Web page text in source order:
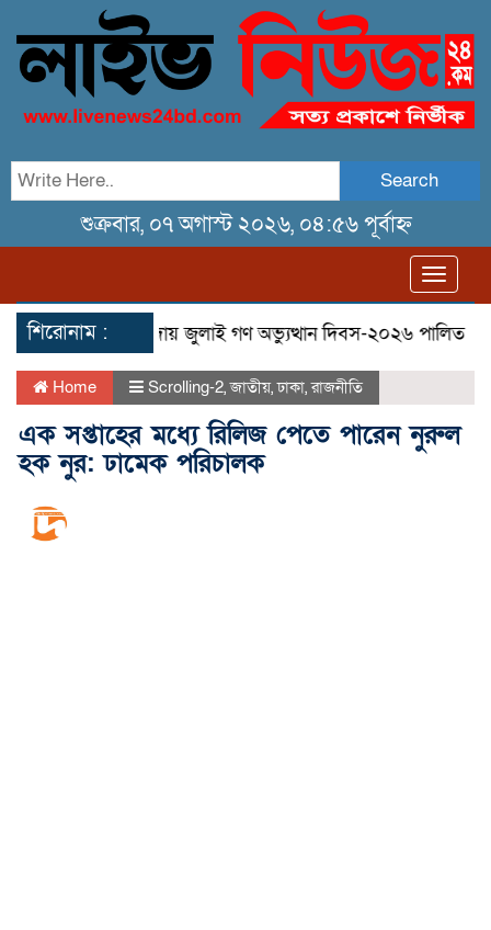
Search
শুক্রবার, ০৭ অগাস্ট ২০২৬, ০৪:৫৬ পূর্বাহ্ন
শিরোনাম :তেরখাদায় জুলাই গণ অভ্যুত্থান দিবস-২০২৬ পালিত
Home Scrolling-2,জাতীয়,ঢাকা,রাজনীতি
এক সপ্তাহের মধ্যে রিলিজ পেতে পারেন নুরুল
হক নুর: ঢামেক পরিচালক